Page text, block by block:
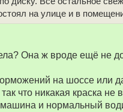
на улице и в
Она ж вроде ещё не
на шоссе или
что никакая краска не
и нормальный